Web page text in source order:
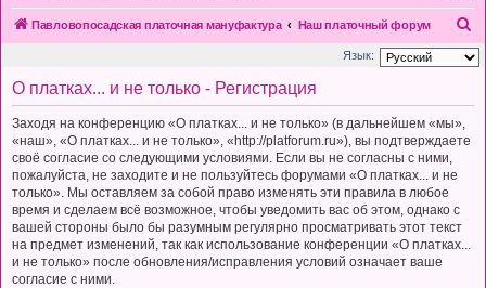
Павловопосадская платочная мануфактура Наш платочный форум
о
Язык:
О платках... и не только - Регистрация
Заходя на конференцию «О платках... и не только» (в дальнейшем «мы»,
«наш», «О платках... и не только», «http://platforum.ru»), вы подтверждаете
своё согласие со следующими условиями. Если вы не согласны с ними,
пожалуйста, не заходите и не пользуйтесь форумами «О платках... и не
только». Мы оставляем за собой право изменять эти правила в любое
время и сделаем всё возможное, чтобы уведомить вас об этом, однако с
вашей стороны было бы разумным регулярно просматривать этот текст
на предмет изменений, так как использование конференции «О платках...
и не только» после обновления/исправления условий означает ваше
согласие с ними.